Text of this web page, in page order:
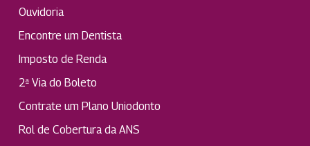
Ouvidoria
Encontre um Dentista
Imposto de Renda
2ª Via do Boleto
Contrate um Plano Uniodonto
Rol de Cobertura da ANS